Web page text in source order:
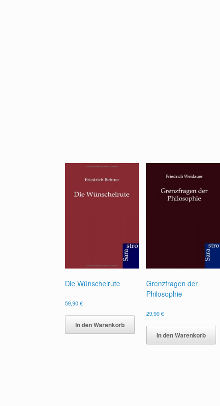
Die Wünschelrute
59,90€
In den Warenkorb
Grenzfragen der
Philosophie
29,90€
In den Warenkorb